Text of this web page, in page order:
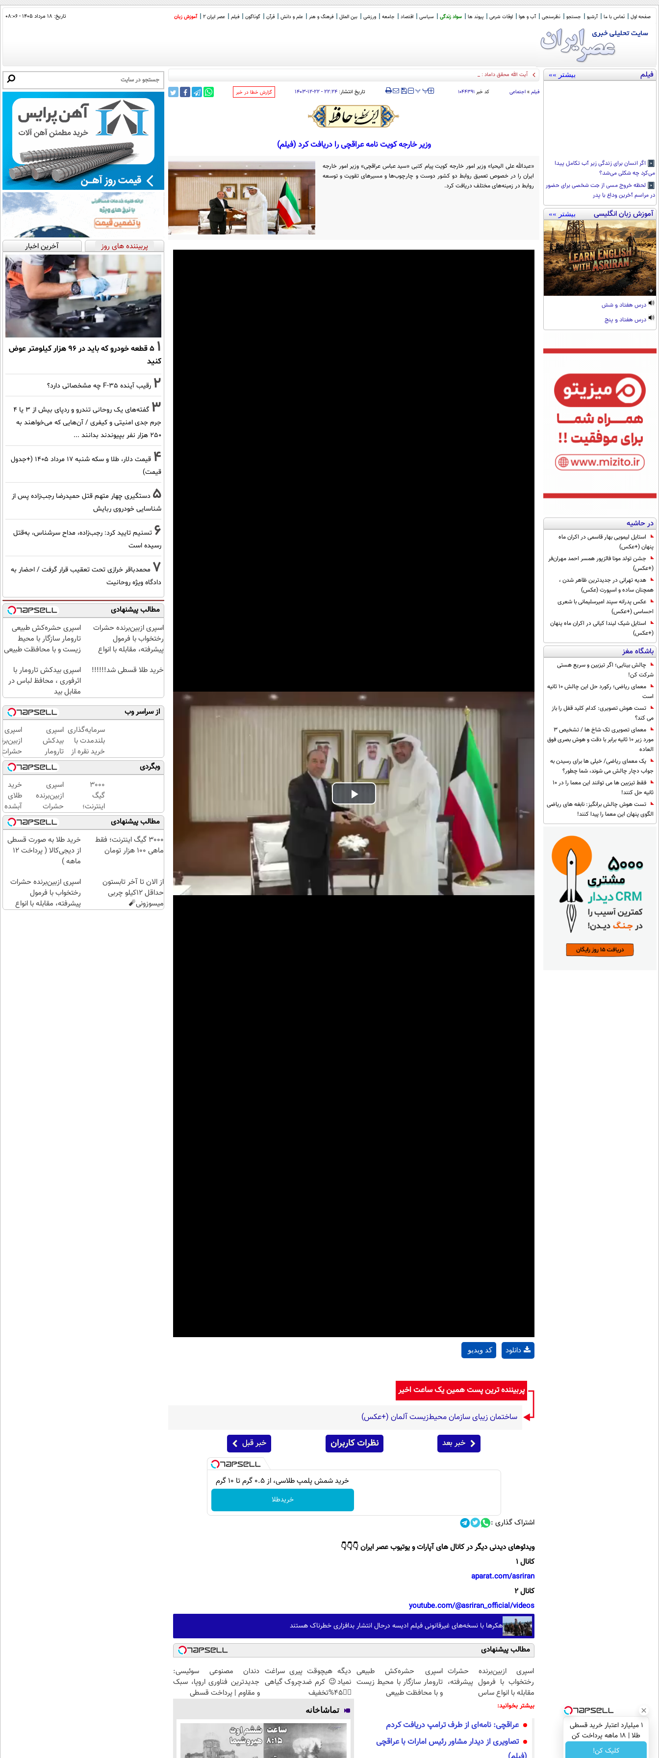
صفحه اول تماس با ما آرشیو جستجو نظرسنجی آب و هوا اوقات شرعی پیوند ها سواد زندگی سیاسی اقتصاد جامعه ورزشی بین الملل فرهنگ و هنر علم و دانش قرآن گوناگون فیلم عصر ایران 2 آموزش زبان تاریخ: ۱۸ مرداد ۱۴۰۵ - ۰۸:۰۶
فیلم بیشتر »»
اگر انسان برای زندگی زیر آب تکامل پیدا
می‌کرد چه شکلی می‌شد؟
لحظه خروج مسی از جت شخصی برای حضور
در مراسم آخرین وداع با پدر
آموزش زبان انگلیسی بیشتر »»
درس هفتاد و شش
درس هفتاد و پنج
در حاشیه
استایل لیمویی بهار قاسمی در اکران ماه
پنهان (+عکس)
جشن تولد مونا فائزپور همسر احمد مهران‌فر
(+عکس)
هدیه تهرانی در جدیدترین ظاهر شدن ،
همچنان ساده و اسپورت (عکس)
عکس پدرانه سپند امیرسلیمانی با شعری
احساسی (+عکس)
استایل شیک لیندا کیانی در اکران ماه پنهان
(+عکس)
باشگاه مغز
چالش بینایی؛ اگر تیزبین و سریع هستی
شرکت کن!
معمای ریاضی؛ رکورد حل این چالش 10 ثانیه
است
تست هوش تصویری: کدام کلید قفل را باز
می کند؟
معمای تصویری تک شاخ ها / تشخیص 3
مورد زیر 10 ثانیه برابر با دقت و هوش بصری فوق
العاده
یک معمای ریاضی/ خیلی ها برای رسیدن به
جواب دچار چالش می شوند، شما چطور؟
فقط تیزبین ها می توانند این معما را در 10
ثانیه حل کنند!
تست هوش چالش برانگیز: نابغه های ریاضی
الگوی پنهان این معما را پیدا کنند!
آیت الله محقق داماد : در عصر رسول الله حجاب
فیلم » اجتماعی کد خبر۱۰۴۴۳۹۱ ‍‍‍ پپ تاریخ انتشار: ۲۲:۲۴ - ۲۲-۱۲-۱۴۰۳ ‌گزارش خطا در خبر
وزیر خارجه کویت نامه عراقچی را دریافت کرد (فیلم)
«عبدالله علی الیحیا» وزیر امور خارجه کویت پیام کتبی «سید عباس عراقچی» وزیر امور خارجه
ایران را در خصوص تعمیق روابط دو کشور دوست و چارچوب‌ها و مسیر‌های تقویت و توسعه
روابط در زمینه‌های مختلف دریافت کرد.
Play
Video
کد ویدیو دانلود
پربیننده ترین پست همین یک ساعت اخیر
ساختمان زیبای سازمان محیط‌زیست آلمان (+عکس)
خبر بعد نظرات کاربران خبر قبل
خرید شمش پلمپ طلاسی، از ۰.۵ گرم تا ۱۰ گرم
خریدطلا
اشتراک گذاری :
ویدئوهای دیدنی دیگر در کانال های آپارات و یوتیوب عصر ایران 👇👇👇
کانال 1
aparat.com/asriran
کانال 2
youtube.com/@asriran_official/videos
هکرها با نسخه‌های غیرقانونی فیلم ادیسه درحال انتشار بدافزاری خطرناک هستند
مطالب پیشنهادی
اسپری ازبین‌برنده حشرات
رختخواب با فرمول پیشرفته،
مقابله با انواع ساس
اسپری حشره‌کش طبیعی
تارومار سازگار با محیط زیست
و با محافظت طبیعی
دیگه هیچوقت پیری سراغت
نمیاد😉 کرم ضدچروک گیاهی
👈🏻45%تخفیف
دندان مصنوعی سوئیسی:
جدیدترین فناوری اروپا، سبک
و مقاوم | پرداخت قسطی
بیشتر بخوانید:
عراقچی: نامه‌ای از طرف ترامپ دریافت کردم
تصاویری از دیدار مشاور رئیس امارات با عراقچی
تماشاخانه
پربیننده های روز آخرین اخبار
1
۵ قطعه خودرو که باید در ۹۶ هزار کیلومتر عوض
کنید
2 رقیب آینده F-35 چه مشخصاتی دارد؟
3
گفته‌های یک روحانی تندرو و ردپای بیش از ۳ یا ۴
جرم جدی امنیتی و کیفری / آن‌هایی که می‌خواهند به
۲۵۰ هزار نفر بپیوندند بدانند ...
4
قیمت دلار، طلا و سکه شنبه ۱۷ مرداد ۱۴۰۵ (+جدول
قیمت)
5 دستگیری چهار متهم قتل حمیدرضا رجب‌زاده پس از
شناسایی خودروی ربایش
6 تسنیم تایید کرد: رجب‌زاده، مداح سرشناس، به‌قتل
رسیده است
7 محمدباقر خرازی تحت تعقیب قرار گرفت / احضار به
دادگاه ویژه روحانیت
مطالب پیشنهادی
اسپری ازبین‌برنده حشرات
رختخواب با فرمول
پیشرفته، مقابله با انواع
اسپری حشره‌کش طبیعی
تارومار سازگار با محیط
زیست و با محافظت طبیعی
خرید طلا قسطی شد!!!!!!
اسپری بیدکش تارومار با
اثرفوری ، محافظ لباس در
مقابل بید
از سراسر وب
سرمایه‌گذاری
بلندمدت با
خرید نقره از
دیجی‌کالا
اسپری
بیدکش
تارومار
با
اثرفوری
،
محافظ
لباس
در
مقابل
بید
اسپری
حشرات
با
مقابله
انواع
ساس
وبگردی
3000
گیگ
اینترنت؛
فقط
ماهی
100
هزار
اسپری
ازبین‌برنده
حشرات
رختخواب
با فرمول
پیشرفته،
مقابله با
انواع
خرید
طلای
آبشده
حتی با
۱۰۰هزارتومان
مطالب پیشنهادی
3000 گیگ اینترنت؛ فقط
ماهی 100 هزار تومان
خرید طلا به صورت قسطی
از دیجی‌کالا ( پرداخت 12
ماهه )
از الان تا آخر تابستون
حداقل 12کیلو چربی
میسوزونی🧨
اسپری ازبین‌برنده حشرات
رختخواب با فرمول
پیشرفته، مقابله با انواع
۱ میلیارد اعتبار خرید قسطی
طلا | ۱۸ ماهه پرداخت کن
کلیک کن!